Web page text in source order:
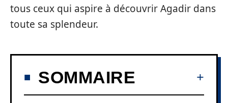
tous ceux qui aspire à découvrir Agadir dans
toute sa splendeur.
SOMMAIRE